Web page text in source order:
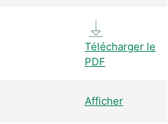
Télécharger le
PDF
Afficher